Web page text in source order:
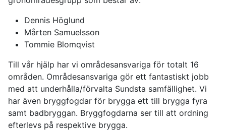
Dennis Höglund
Mårten Samuelsson
Tommie Blomqvist
Till vår hjälp har vi områdesansvariga för totalt 16
områden. Områdesansvariga gör ett fantastiskt jobb
med att underhålla/förvalta Sundsta samfällighet. Vi
har även bryggfogdar för brygga ett till brygga fyra
samt badbryggan. Bryggfogdarna ser till att ordning
efterlevs på respektive brygga.